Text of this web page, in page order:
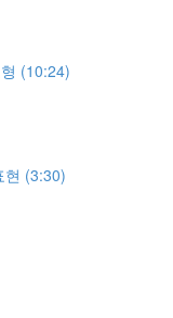
(10:24)
현 (3:30)